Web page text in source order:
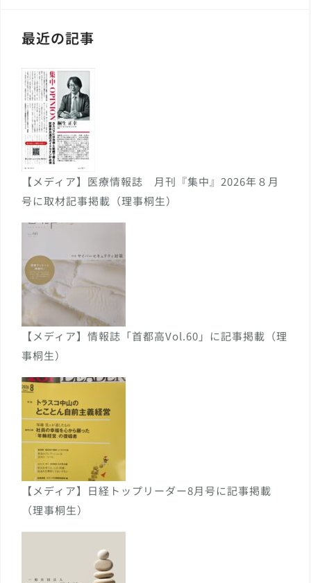
最近の記事
【メディア】医療情報誌 月刊『集中』2026年８月
号に取材記事掲載（理事桐生）
【メディア】情報誌「首都高Vol.60」に記事掲載（理
事桐生）
【メディア】日経トップリーダー8月号に記事掲載
（理事桐生）